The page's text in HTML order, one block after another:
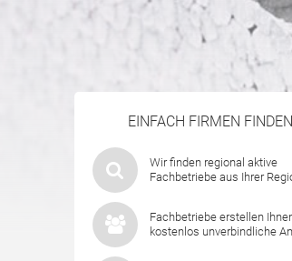
EINFACH FIRMEN FINDEN
Wir finden regional aktive
Fachbetriebe aus Ihrer
Fachbetriebe erstellen
kostenlos unverbindliche